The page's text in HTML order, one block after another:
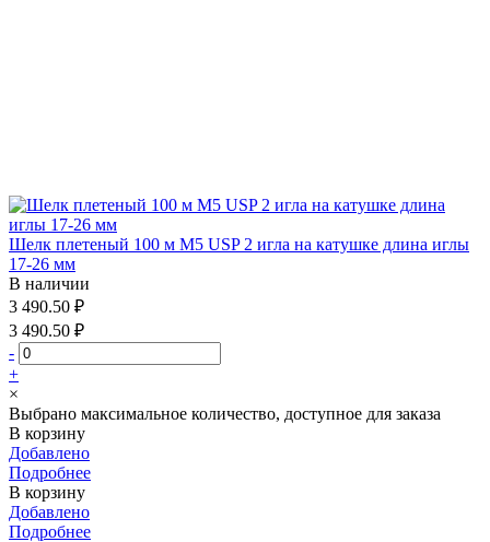
Шелк плетеный 100 м М5 USP 2 игла на катушке длина иглы
17-26 мм
В наличии
3 490.50 ₽
3 490.50 ₽
-
+
×
Выбрано максимальное количество, доступное для заказа
В корзину
Добавлено
Подробнее
В корзину
Добавлено
Подробнее